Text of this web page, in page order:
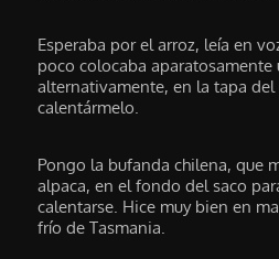
Esperaba por el arroz, leía en
poco colocaba aparatosamente
alternativamente, en la tapa del
calentármelo.
Pongo la bufanda chilena, que
alpaca, en el fondo del saco
calentarse. Hice muy bien en
frío de Tasmania.